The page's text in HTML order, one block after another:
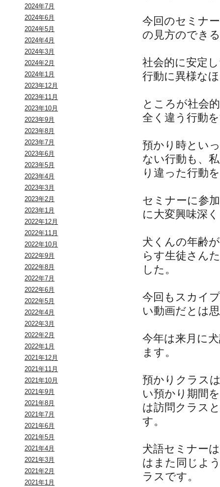
2024年7月
2024年6月
2024年5月
2024年4月
2024年3月
2024年2月
2024年1月
2023年12月
2023年11月
2023年10月
2023年9月
2023年8月
2023年7月
2023年6月
2023年5月
2023年4月
2023年3月
2023年2月
2023年1月
2022年12月
2022年11月
2022年10月
2022年9月
2022年8月
2022年7月
2022年6月
2022年5月
2022年4月
2022年3月
2022年2月
2022年1月
2021年12月
2021年11月
2021年10月
2021年9月
2021年8月
2021年7月
2021年6月
2021年5月
2021年4月
2021年3月
2021年2月
2021年1月
今回のセミナ
の見方のでき
社会的に安定
行動に異様な
ところが社会
全く違う行動
預かり時とい
ない行動も、
り違った行動
セミナーに参
に大変興味深
犬くんの年齢
らす生徒さん
した。
今回もスカイ
い動画だとは
今年は来月に
ます。
預かりクラス
い預かり期間
は訪問クラス
す。
犬語セミナー
はまた同じよ
ラスです。